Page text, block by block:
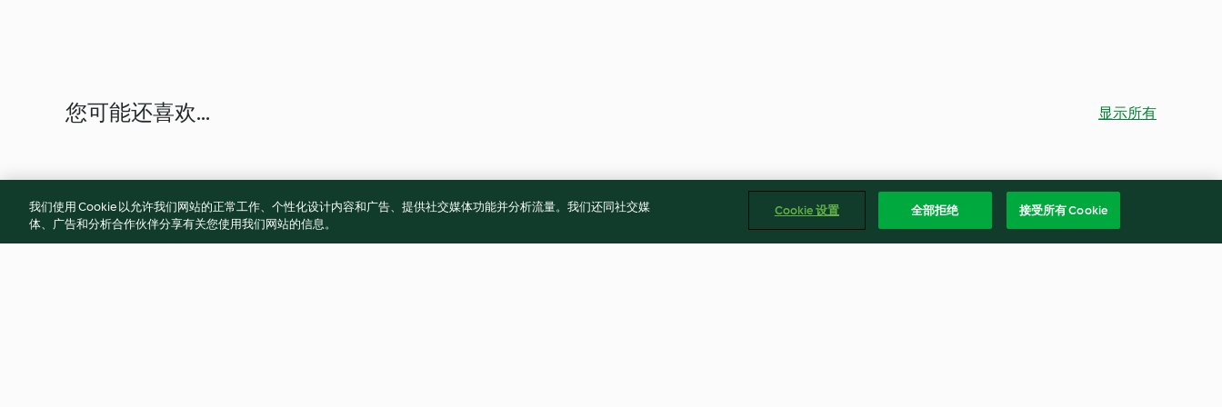
您可能还喜欢... 显示所有
我们使用 Cookie 以允许我们网站的正常工作、个性化设计内容和广告、提供社交媒体功能并分析流量。我们还同社交媒
体、广告和分析合作伙伴分享有关您使用我们网站的信息。
Cookie 设置 全部拒绝 接受所有 Cookie